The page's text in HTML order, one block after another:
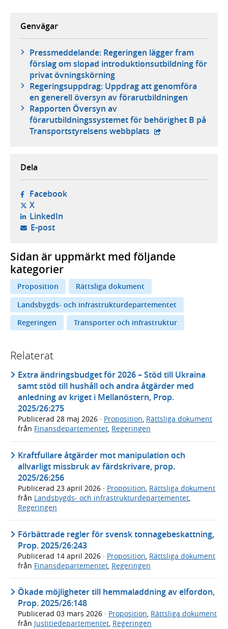
Genvägar
Pressmeddelande: Regeringen lägger fram
förslag om slopad introduktionsutbildning för
privat övningskörning
Regeringsuppdrag: Uppdrag att genomföra
en generell översyn av förarutbildningen
Rapporten Översyn av
förarutbildningssystemet för behörighet B på
Transportstyrelsens webbplats - extern webbplats,
Dela
Facebook- öppnas i ny flik, extern webbplats,
X- öppnas i ny flik, extern webbplats,
LinkedIn- öppnas i ny flik, extern webbplats,
E-post- öppnar din e-postklient,
Sidan är uppmärkt med följande
kategorier
Proposition
Rättsliga dokument
Landsbygds- och infrastrukturdepartementet
Regeringen
Transporter och infrastruktur
Relaterat
Extra ändringsbudget för 2026 – Stöd till Ukraina
samt stöd till hushåll och andra åtgärder med
anledning av kriget i Mellanöstern, Prop.
2025/26:275
Publicerad 28 maj 2026 · Proposition, Rättsliga dokument
från Finansdepartementet, Regeringen
Kraftfullare åtgärder mot manipulation och
allvarligt missbruk av färdskrivare, prop.
2025/26:256
Publicerad 23 april 2026 · Proposition, Rättsliga dokument
från Landsbygds- och infrastrukturdepartementet,
Regeringen
Förbättrade regler för svensk tonnagebeskattning,
Prop. 2025/26:243
Publicerad 14 april 2026 · Proposition Rättsliga dokument
från Finansdepartementet Regeringen
Ökade möjligheter till hemmaladdning av elfordon,
Prop. 2025/26:148
Publicerad 03 mars 2026 · Proposition, Rättsliga dokument
från Justitiedepartementet, Regeringen